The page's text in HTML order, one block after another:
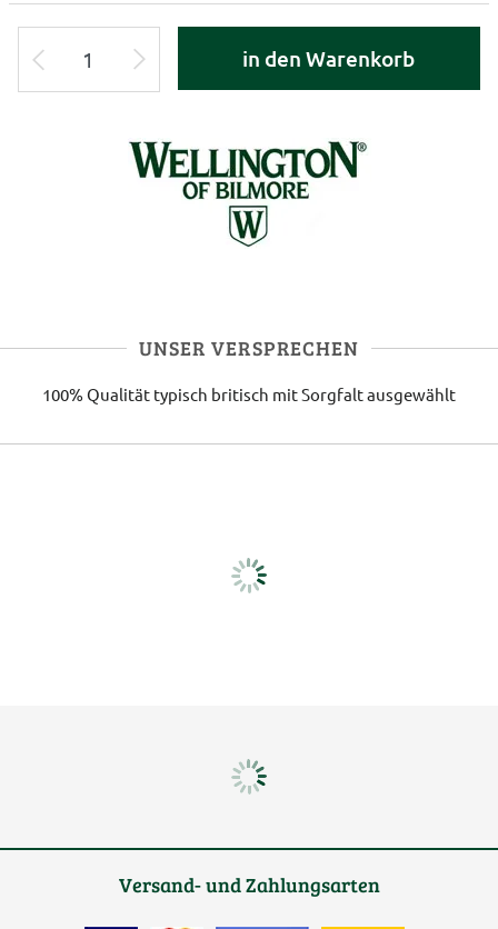
in den Warenkorb
UNSER VERSPRECHEN
100% Qualität typisch britisch mit Sorgfalt ausgewählt
Versand- und Zahlungsarten